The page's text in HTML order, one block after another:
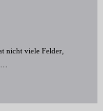
nicht viele Felder,